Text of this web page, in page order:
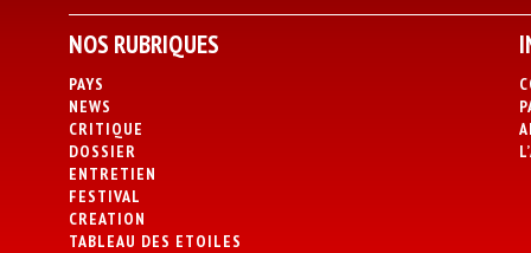
NOS RUBRIQUES
PAYS
NEWS
CRITIQUE
DOSSIER
ENTRETIEN
FESTIVAL
CREATION
TABLEAU DES ETOILES